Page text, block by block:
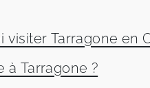
visiter Tarragone en
à Tarragone ?